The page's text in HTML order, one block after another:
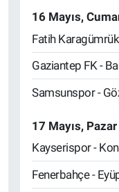
16 Mayıs,
Fatih
Gaziantep FK -
Samsunspor -
17 Mayıs, Pazar
Kayserispor -
Fenerbahçe -